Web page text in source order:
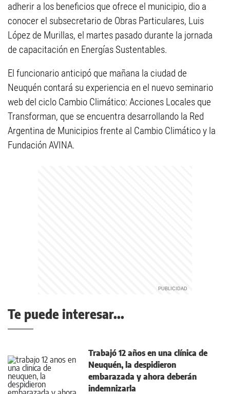
adherir a los beneficios que ofrece el municipio, dio a
conocer el subsecretario de Obras Particulares, Luis
López de Murillas, el martes pasado durante la jornada
de capacitación en Energías Sustentables.
El funcionario anticipó que mañana la ciudad de
Neuquén contará su experiencia en el nuevo seminario
web del ciclo Cambio Climático: Acciones Locales que
Transforman, que se encuentra desarrollando la Red
Argentina de Municipios frente al Cambio Climático y la
Fundación AVINA.
Te puede interesar...
Trabajó 12 años en una clínica de
Neuquén, la despidieron
embarazada y ahora deberán
indemnizarla